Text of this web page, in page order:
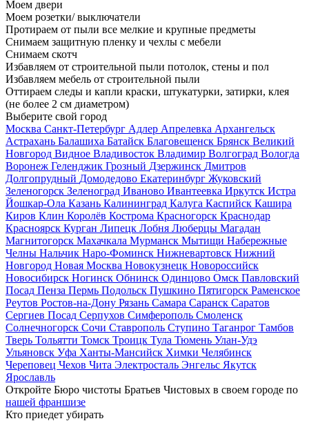
Моем двери
Моем розетки/ выключатели
Протираем от пыли все мелкие и крупные предметы
Снимаем защитную пленку и чехлы с мебели
Снимаем скотч
Избавляем от строительной пыли потолок, стены и пол
Избавляем мебель от строительной пыли
Оттираем следы и капли краски, штукатурки, затирки, клея
(не более 2 см диаметром)
Выберите свой город
Москва Санкт-Петербург Адлер Апрелевка Архангельск
Астрахань Балашиха Батайск Благовещенск Брянск Великий
Новгород Видное Владивосток Владимир Волгоград Вологда
Воронеж Геленджик Грозный Дзержинск Дмитров
Долгопрудный Домодедово Екатеринбург Жуковский
Зеленогорск Зеленоград Иваново Ивантеевка Иркутск Истра
Йошкар-Ола Казань Калининград Калуга Каспийск Кашира
Киров Клин Королёв Кострома Красногорск Краснодар
Красноярск Курган Липецк Лобня Люберцы Магадан
Магнитогорск Махачкала Мурманск Мытищи Набережные
Челны Нальчик Наро-Фоминск Нижневартовск Нижний
Новгород Новая Москва Новокузнецк Новороссийск
Новосибирск Ногинск Обнинск Одинцово Омск Павловский
Посад Пенза Пермь Подольск Пушкино Пятигорск Раменское
Реутов Ростов-на-Дону Рязань Самара Саранск Саратов
Сергиев Посад Серпухов Симферополь Смоленск
Солнечногорск Сочи Ставрополь Ступино Таганрог Тамбов
Тверь Тольятти Томск Троицк Тула Тюмень Улан-Удэ
Ульяновск Уфа Ханты-Мансийск Химки Челябинск
Череповец Чехов Чита Электросталь Энгельс Якутск
Ярославль
Откройте Бюро чистоты Братьев Чистовых в своем городе по
нашей франшизе
Кто приедет убирать